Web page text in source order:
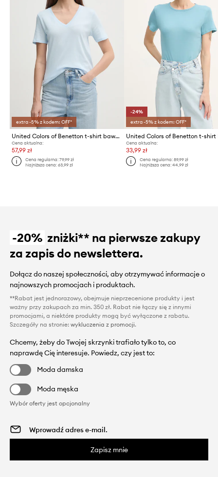
extra -5% z kodem: OFF*
United Colors of Benetton t-shirt bawełniany
Cena aktualna:
57,99 zł
Cena regularna:79,99 zł
Najniższa cena:63,99 zł
-24%
extra -5% z kodem: OFF*
Cena aktualna:
33,99 zł
Cena regularna: 89,99 zł
Najniższa cena: 44,99 zł
-20% zniżki** na pierwsze zakupy
za zapis do newslettera.
Dołącz do naszej społeczności, aby otrzymywać informacje o
najnowszych promocjach i produktach.
**Rabat jest jednorazowy, obejmuje nieprzecenione produkty i jest
ważny przy zakupach za min. 350 zł. Rabat nie łączy się z innymi
promocjami, a niektóre produkty mogą być wyłączone z rabatu.
Szczegóły na stronie: wykluczenia z promocji.
Chcemy, żeby do Twojej skrzynki trafiało tylko to, co
naprawdę Cię interesuje. Powiedz, czy jest to:
Moda damska
Moda męska
Wybór oferty jest opcjonalny
Zapisz mnie